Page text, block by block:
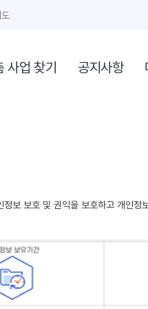
사업 찾기 공지사항
보 보호 및 권익을 보호하고 개인